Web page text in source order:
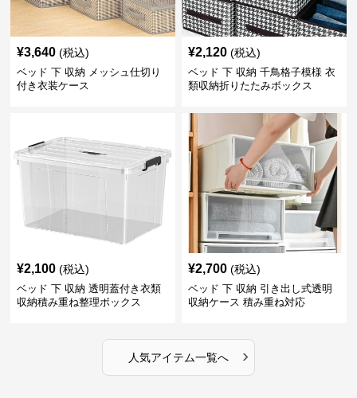
¥3,640 (税込)
ベッド 下 収納 メッシュ仕切り
付き衣装ケース
¥2,120 (税込)
ベッド 下 収納 千鳥格子模様 衣
類収納折りたたみボックス
¥2,100 (税込)
ベッド 下 収納 透明蓋付き衣類
収納積み重ね整理ボックス
¥2,700 (税込)
ベッド 下 収納 引き出し式透明
収納ケース 積み重ね対応
人気アイテム一覧へ ›